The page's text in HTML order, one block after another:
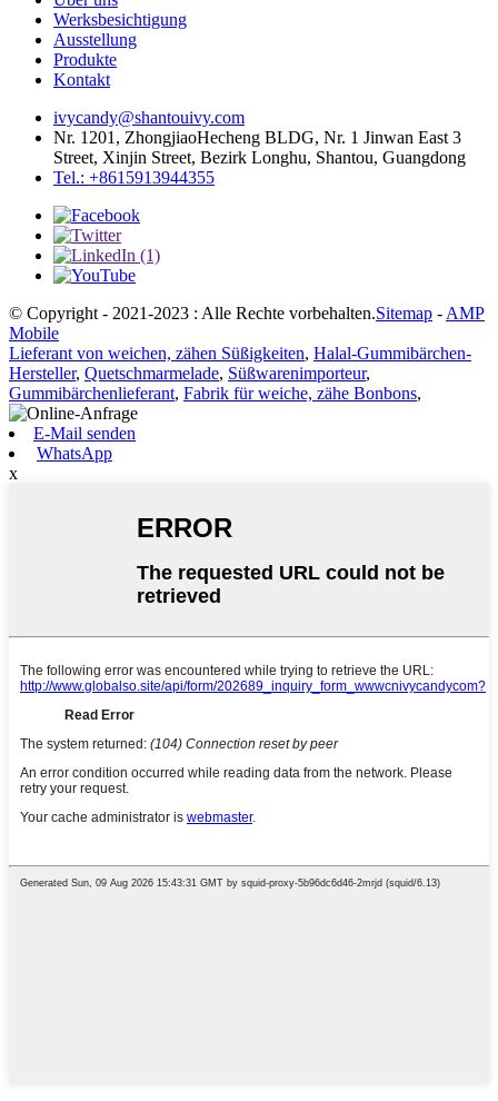
Werksbesichtigung
Ausstellung
Produkte
Kontakt
ivycandy@shantouivy.com
Nr. 1201, ZhongjiaoHecheng BLDG, Nr. 1 Jinwan East 3
Street, Xinjin Street, Bezirk Longhu, Shantou, Guangdong
Tel.: +8615913944355
© Copyright - 2021-2023 : Alle Rechte vorbehalten.Sitemap - AMP
Mobile
Lieferant von weichen, zähen Süßigkeiten, Halal-Gummibärchen-
Hersteller, Quetschmarmelade, Süßwarenimporteur,
Gummibärchenlieferant, Fabrik für weiche, zähe Bonbons,
E-Mail senden
WhatsApp
x